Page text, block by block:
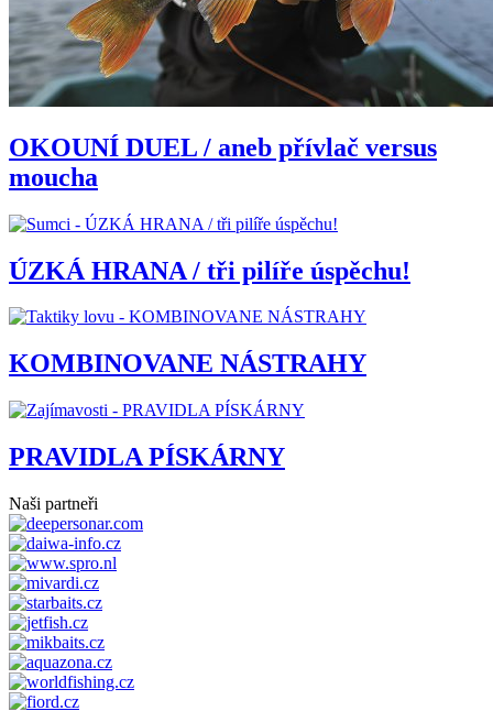
OKOUNÍ DUEL / aneb přívlač versus
moucha
ÚZKÁ HRANA / tři pilíře úspěchu!
KOMBINOVANE NÁSTRAHY
PRAVIDLA PÍSKÁRNY
Naši partneři